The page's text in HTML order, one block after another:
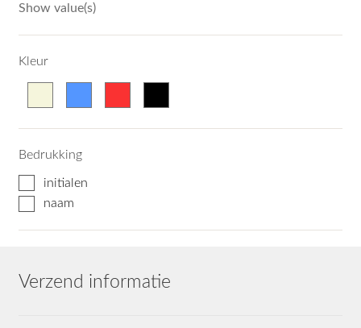
Show value(s)
Kleur
Bedrukking
initialen
naam
Verzend informatie